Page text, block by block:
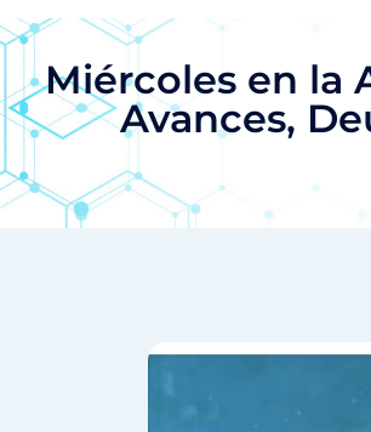
Miércoles en la
Avances,